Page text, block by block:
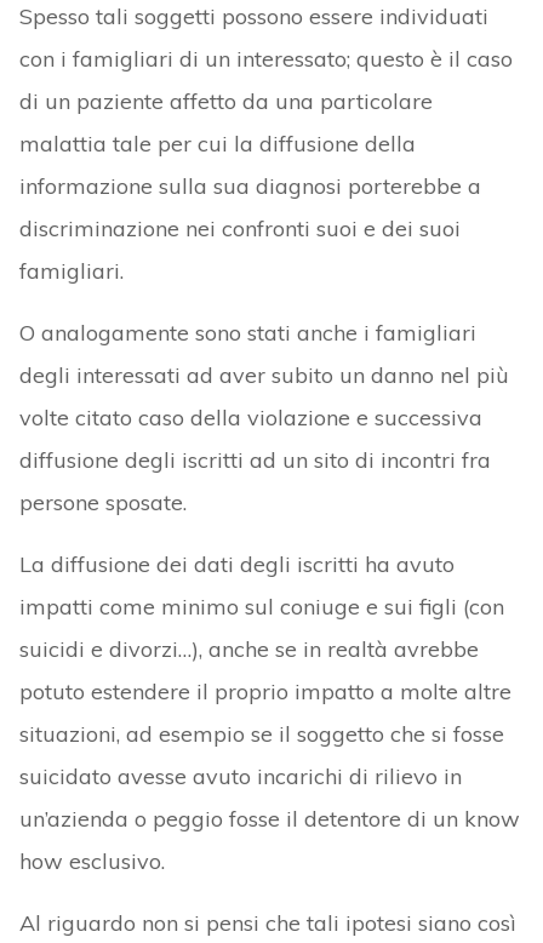
Spesso tali soggetti possono essere individuati
con i famigliari di un interessato; questo è il caso
di un paziente affetto da una particolare
malattia tale per cui la diffusione della
informazione sulla sua diagnosi porterebbe a
discriminazione nei confronti suoi e dei suoi
famigliari.
O analogamente sono stati anche i famigliari
degli interessati ad aver subito un danno nel più
volte citato caso della violazione e successiva
diffusione degli iscritti ad un sito di incontri fra
persone sposate.
La diffusione dei dati degli iscritti ha avuto
impatti come minimo sul coniuge e sui figli (con
suicidi e divorzi…), anche se in realtà avrebbe
potuto estendere il proprio impatto a molte altre
situazioni, ad esempio se il soggetto che si fosse
suicidato avesse avuto incarichi di rilievo in
un’azienda o peggio fosse il detentore di un know
how esclusivo.
Al riguardo non si pensi che tali ipotesi siano così